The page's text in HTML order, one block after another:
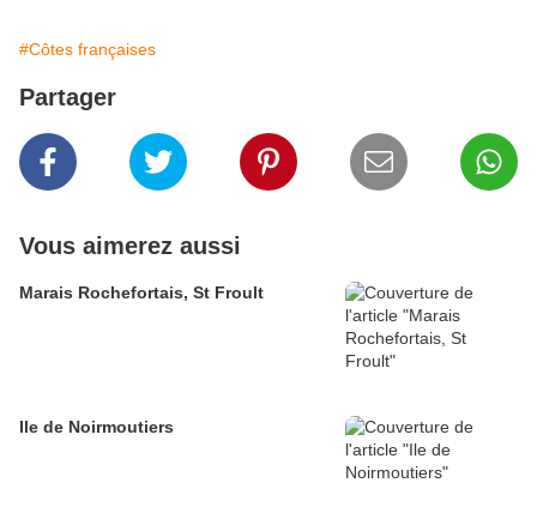
#Côtes françaises
Partager
Vous aimerez aussi
Marais Rochefortais, St Froult
Ile de Noirmoutiers